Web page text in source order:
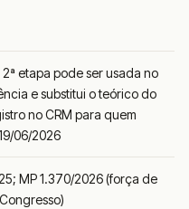
etapa pode ser usada no
e substitui o teórico do
no CRM para quem
06/2026
MP 1.370/2026 (força de